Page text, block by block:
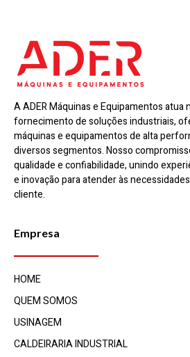
A ADER Máquinas e Equipamentos atua
fornecimento de soluções industriais,
máquinas e equipamentos de alta
diversos segmentos. Nosso
qualidade e confiabilidade, unindo
e inovação para atender às
cliente.
Empresa
HOME
QUEM SOMOS
USINAGEM
CALDEIRARIA INDUSTRIAL​